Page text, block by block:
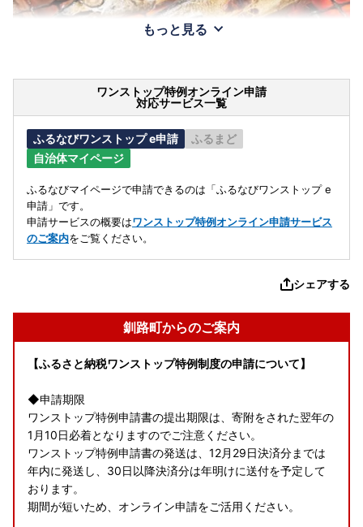
もっと見る
ワンストップ特例オンライン申請
対応サービス一覧
ふるなびワンストップ e申請
ふるまど
自治体マイページ
ふるなびマイページで申請できるのは「ふるなびワンストップ e
申請」です。
申請サービスの概要はワンストップ特例オンライン申請サービス
のご案内をご覧ください。
シェアする
釧路町からのご案内
【ふるさと納税ワンストップ特例制度の申請について】
◆申請期限
ワンストップ特例申請書の提出期限は、寄附をされた翌年の
1月10日必着となりますのでご注意ください。
ワンストップ特例申請書の発送は、12月29日決済分までは
年内に発送し、30日以降決済分は年明けに送付を予定して
おります。
期間が短いため、オンライン申請をご活用ください。